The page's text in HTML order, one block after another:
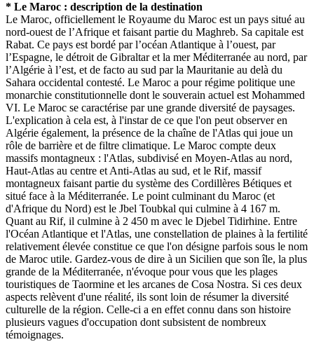
* Le Maroc : description de la destination
Le Maroc, officiellement le Royaume du Maroc est un pays situé au
nord-ouest de l’Afrique et faisant partie du Maghreb. Sa capitale est
Rabat. Ce pays est bordé par l’océan Atlantique à l’ouest, par
l’Espagne, le détroit de Gibraltar et la mer Méditerranée au nord, par
l’Algérie à l’est, et de facto au sud par la Mauritanie au delà du
Sahara occidental contesté. Le Maroc a pour régime politique une
monarchie constitutionnelle dont le souverain actuel est Mohammed
VI. Le Maroc se caractérise par une grande diversité de paysages.
L'explication à cela est, à l'instar de ce que l'on peut observer en
Algérie également, la présence de la chaîne de l'Atlas qui joue un
rôle de barrière et de filtre climatique. Le Maroc compte deux
massifs montagneux : l'Atlas, subdivisé en Moyen-Atlas au nord,
Haut-Atlas au centre et Anti-Atlas au sud, et le Rif, massif
montagneux faisant partie du système des Cordillères Bétiques et
situé face à la Méditerranée. Le point culminant du Maroc (et
d'Afrique du Nord) est le Jbel Toubkal qui culmine à 4 167 m.
Quant au Rif, il culmine à 2 450 m avec le Djebel Tidirhine. Entre
l'Océan Atlantique et l'Atlas, une constellation de plaines à la fertilité
relativement élevée constitue ce que l'on désigne parfois sous le nom
de Maroc utile. Gardez-vous de dire à un Sicilien que son île, la plus
grande de la Méditerranée, n'évoque pour vous que les plages
touristiques de Taormine et les arcanes de Cosa Nostra. Si ces deux
aspects relèvent d'une réalité, ils sont loin de résumer la diversité
culturelle de la région. Celle-ci a en effet connu dans son histoire
plusieurs vagues d'occupation dont subsistent de nombreux
témoignages.